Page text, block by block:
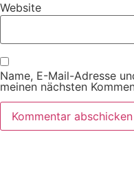
Website
Name, E-Mail-Adresse
meinen nächsten